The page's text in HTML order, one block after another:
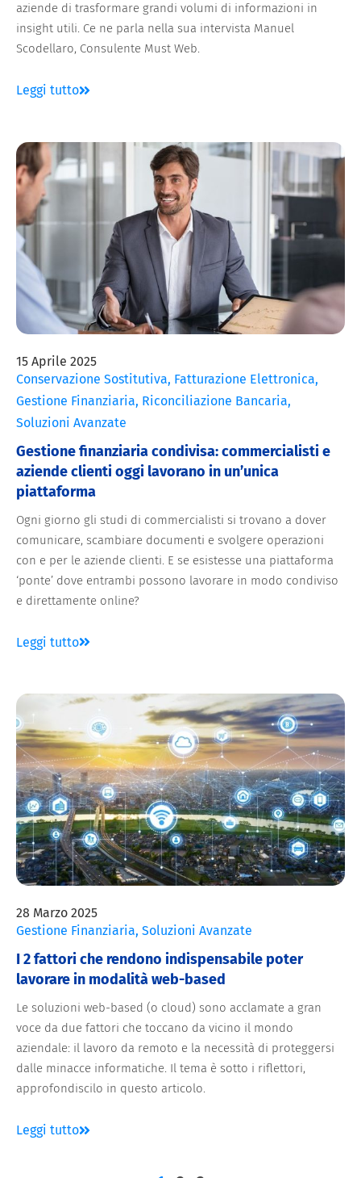
aziende di trasformare grandi volumi di informazioni in
insight utili. Ce ne parla nella sua intervista Manuel
Scodellaro, Consulente Must Web.
Leggi tutto
15 Aprile 2025
Conservazione Sostitutiva, Fatturazione Elettronica,
Gestione Finanziaria, Riconciliazione Bancaria,
Soluzioni Avanzate
Gestione finanziaria condivisa: commercialisti e
aziende clienti oggi lavorano in un’unica
piattaforma
Ogni giorno gli studi di commercialisti si trovano a dover
comunicare, scambiare documenti e svolgere operazioni
con e per le aziende clienti. E se esistesse una piattaforma
‘ponte’ dove entrambi possono lavorare in modo condiviso
e direttamente online?
Leggi tutto
28 Marzo 2025
Gestione Finanziaria, Soluzioni Avanzate
I 2 fattori che rendono indispensabile poter
lavorare in modalità web-based
Le soluzioni web-based (o cloud) sono acclamate a gran
voce da due fattori che toccano da vicino il mondo
aziendale: il lavoro da remoto e la necessità di proteggersi
dalle minacce informatiche. Il tema è sotto i riflettori,
approfondiscilo in questo articolo.
Leggi tutto